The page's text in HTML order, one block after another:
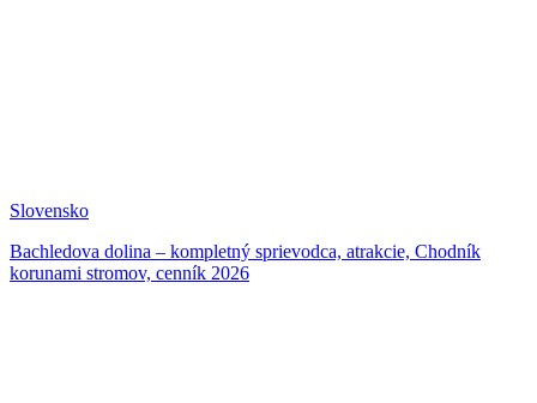
Slovensko
Bachledova dolina – kompletný sprievodca, atrakcie, Chodník
korunami stromov, cenník 2026